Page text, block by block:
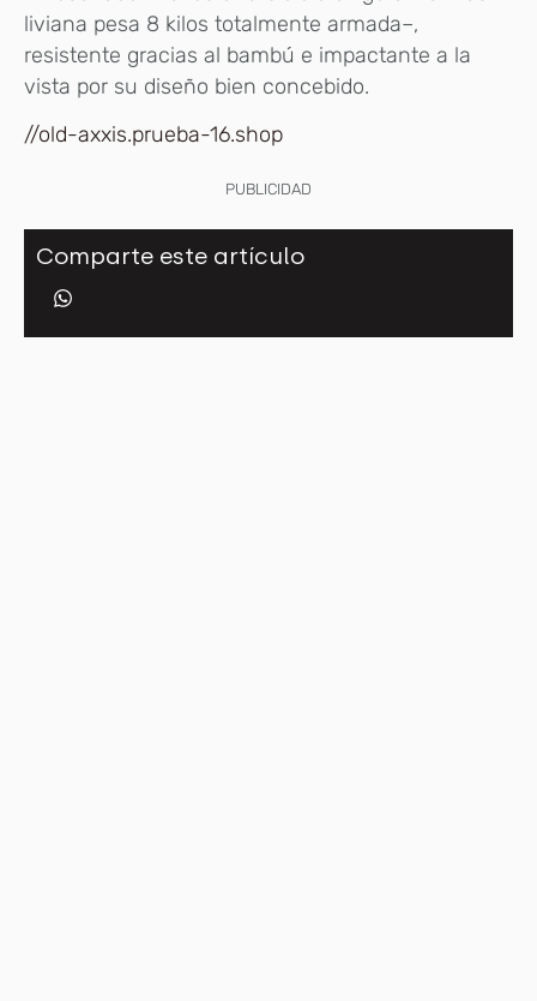
liviana pesa 8 kilos totalmente armada–,
resistente gracias al bambú e impactante a la
vista por su diseño bien concebido.
//old-axxis.prueba-16.shop
PUBLICIDAD
Comparte este artículo